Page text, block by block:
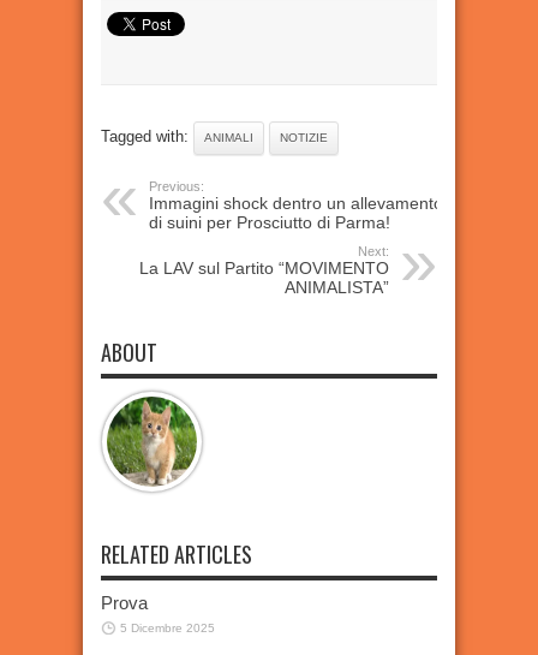
Tagged with: ANIMALI NOTIZIE
Previous:
Immagini shock dentro un allevamento
di suini per Prosciutto di Parma!
Next:
La LAV sul Partito “MOVIMENTO
ANIMALISTA”
ABOUT
RELATED ARTICLES
Prova
5 Dicembre 2025